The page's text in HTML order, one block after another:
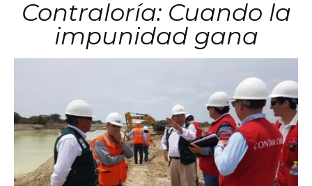
Contraloría: Cuando la
impunidad gana